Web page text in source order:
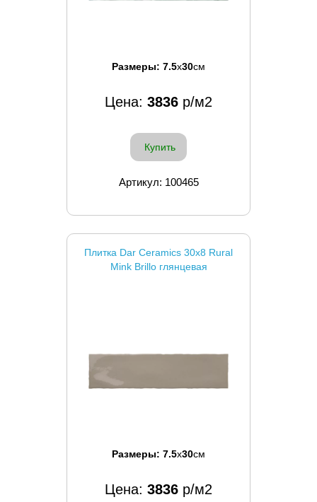
Размеры: 7.5x30см
Цена: 3836 р/м2
Купить
Артикул: 100465
Плитка Dar Ceramics 30x8 Rural
Mink Brillo глянцевая
Размеры: 7.5x30см
Цена: 3836 р/м2